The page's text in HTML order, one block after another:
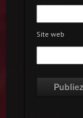
Site web